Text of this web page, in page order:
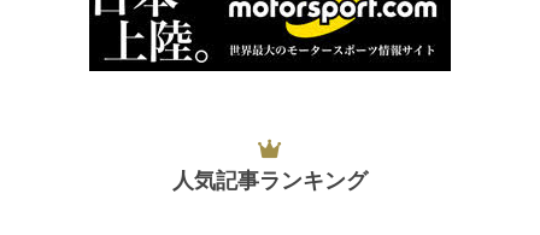
人気記事ランキング